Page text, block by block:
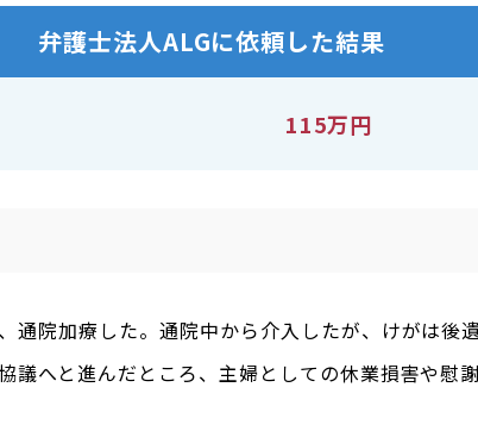
弁護士法人ALGに依頼した結果
115万円
通院加療した。通院中から介入したが、けがは後
議へと進んだところ、主婦としての休業損害や慰